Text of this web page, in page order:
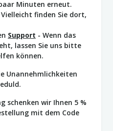
Minuten erneut.
finden Sie dort,
Support - Wenn das
lassen Sie uns bitte
können.
Unannehmlichkeiten
schenken wir Ihnen 5 %
mit dem Code